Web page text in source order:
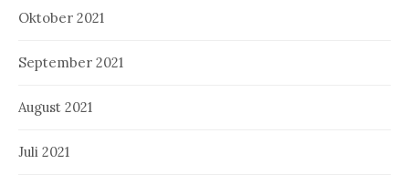
Oktober 2021
September 2021
August 2021
Juli 2021